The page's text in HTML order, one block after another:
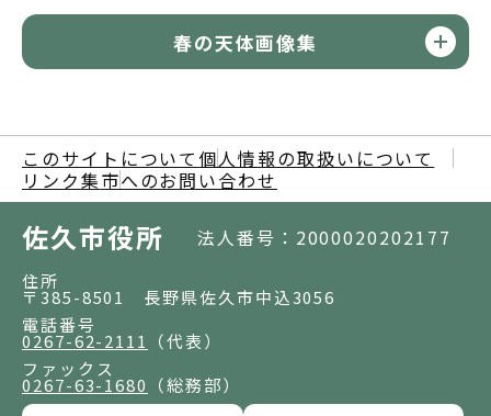
春の天体画像集
このサイトについて 個人情報の取扱いについて
リンク集市へのお問い合わせ
佐久市役所 法人番号：2000020202177
住所
〒385-8501 長野県佐久市中込3056
電話番号
0267-62-2111
（代表）
ファックス
0267-63-1680 （総務部）